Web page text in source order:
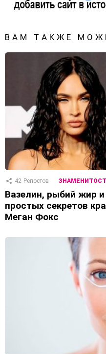
ВАМ ТАКЖЕ
42 Репостов
Вазелин, рыбий жир
простых секретов
Меган Фокс